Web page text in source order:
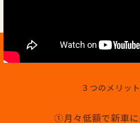
３つのメリット
①月々低額で新車に